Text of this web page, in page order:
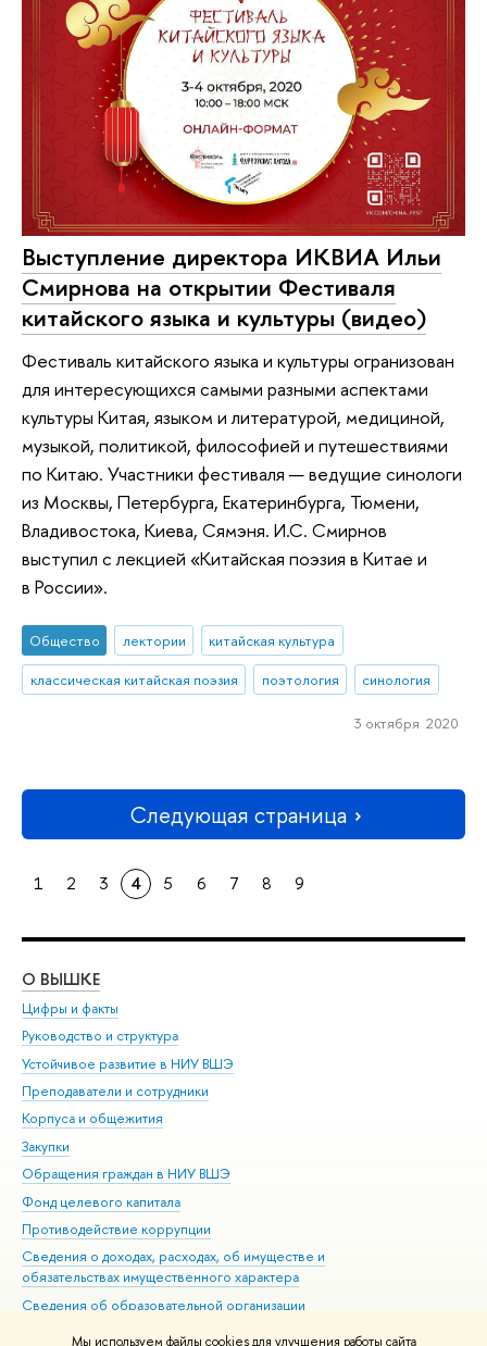
Мы используем файлы cookies для улучшения работы сайта
Выступление директора ИКВИА Ильи
Смирнова на открытии Фестиваля
китайского языка и культуры (видео)
Фестиваль китайского языка и культуры огранизован
для интересующихся самыми разными аспектами
культуры Китая, языком и литературой, медициной,
музыкой, политикой, философией и путешествиями
по Китаю. Участники фестиваля — ведущие синологи
из Москвы, Петербурга, Екатеринбурга, Тюмени,
Владивостока, Киева, Сямэня. И.С. Смирнов
выступил с лекцией «Китайская поэзия в Китае и
в России».
Общество лектории
китайская культура
классическая китайская поэзия
поэтология синология
3 октября 2020
Следующая страница
1 2 3 4 5 6 7 8 9
О ВЫШКЕ
Цифры и факты
Руководство и структура
Устойчивое развитие в НИУ ВШЭ
Преподаватели и сотрудники
Корпуса и общежития
Закупки
Обращения граждан в НИУ ВШЭ
Фонд целевого капитала
Противодействие коррупции
Сведения о доходах, расходах, об имуществе и
обязательствах имущественного характера
Сведения об образовательной организации
Людям с ограниченными возможностями здоровья